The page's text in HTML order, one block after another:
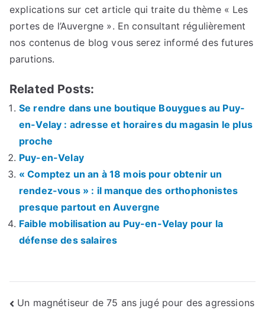
explications sur cet article qui traite du thème « Les
portes de l’Auvergne ». En consultant régulièrement
nos contenus de blog vous serez informé des futures
parutions.
Related Posts:
Se rendre dans une boutique Bouygues au Puy-
en-Velay : adresse et horaires du magasin le plus
proche
Puy-en-Velay
« Comptez un an à 18 mois pour obtenir un
rendez-vous » : il manque des orthophonistes
presque partout en Auvergne
Faible mobilisation au Puy-en-Velay pour la
défense des salaires
Navigation
Un magnétiseur de 75 ans jugé pour des agressions